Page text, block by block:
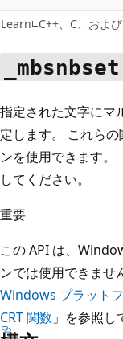
プ
Learn C++、C、およ
_mbsnbset
指定された文字にマ
定します。 これら
ンを使用できます。
してください。
重要
この API は、
ンでは使用できませ
Windows プラット
CRT 関数 」を参照し